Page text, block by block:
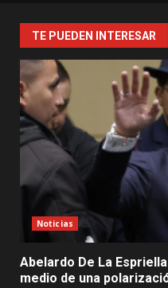
TE PUEDEN INTERESAR
Noticias
Abelardo De La
medio de una